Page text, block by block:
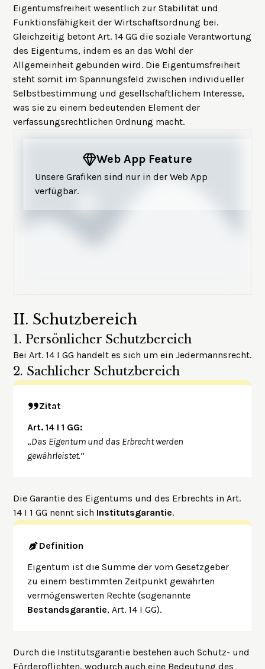
Eigentumsfreiheit wesentlich zur Stabilität und
Funktionsfähigkeit der Wirtschaftsordnung bei.
Gleichzeitig betont Art. 14 GG die soziale Verantwortung
des Eigentums, indem es an das Wohl der
Allgemeinheit gebunden wird. Die Eigentumsfreiheit
steht somit im Spannungsfeld zwischen individueller
Selbstbestimmung und gesellschaftlichem Interesse,
was sie zu einem bedeutenden Element der
verfassungsrechtlichen Ordnung macht.
Web App Feature
Unsere Grafiken sind nur in der Web App
verfügbar.
II. Schutzbereich
1. Persönlicher Schutzbereich
Bei Art. 14 I GG handelt es sich um einJedermannsrecht.
2. Sachlicher Schutzbereich
Zitat
Art. 14 I 1 GG:
„Das Eigentum und das Erbrecht werden
gewährleistet.“
Die Garantie des Eigentums und des Erbrechts in Art.
14 I 1 GG nennt sich Institutsgarantie.
Definition
Eigentum ist die Summe der vom Gesetzgeber
zu einem bestimmten Zeitpunkt gewährten
vermögenswerten Rechte (sogenannte
Bestandsgarantie, Art. 14 I GG).
Durch die Institutsgarantie bestehen auch Schutz- und
Förderpflichten, wodurch auch eine Bedeutung des